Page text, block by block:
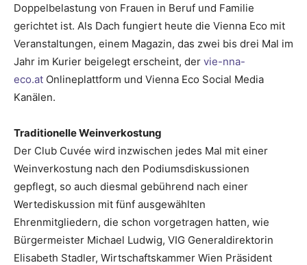
Doppelbelastung von Frauen in Beruf und Familie
gerichtet ist. Als Dach fungiert heute die Vienna Eco mit
Veranstaltungen, einem Magazin, das zwei bis drei Mal im
Jahr im Kurier beigelegt erscheint, der vie-nna-
eco.at Onlineplattform und Vienna Eco Social Media
Kanälen.
Traditionelle Weinverkostung
Der Club Cuvée wird inzwischen jedes Mal mit einer
Weinverkostung nach den Podiumsdiskussionen
gepflegt, so auch diesmal gebührend nach einer
Wertediskussion mit fünf ausgewählten
Ehrenmitgliedern, die schon vorgetragen hatten, wie
Bürgermeister Michael Ludwig, VIG Generaldirektorin
Elisabeth Stadler, Wirtschaftskammer Wien Präsident